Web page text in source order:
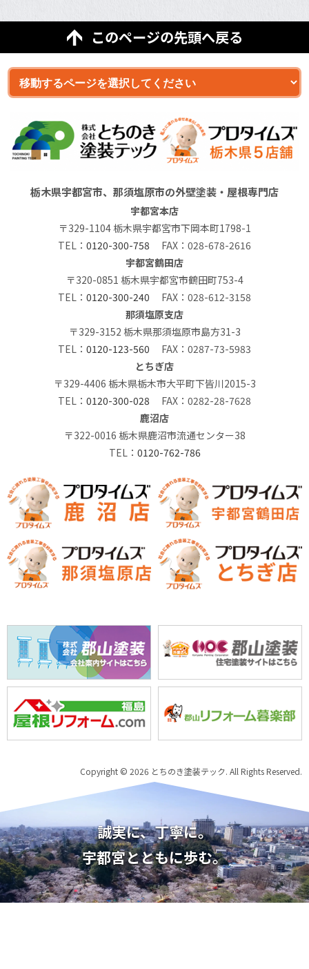
このページの先頭へ戻る
栃木県宇都宮市、那須塩原市の外壁塗装・屋根専門店
宇都宮本店
〒329-1104 栃木県宇都宮市下岡本町1798-1
TEL： 0120-300-758 FAX：028-678-2616
宇都宮鶴田店
〒320-0851 栃木県宇都宮市鶴田町753-4
TEL： 0120-300-240 FAX：028-612-3158
那須塩原支店
〒329-3152 栃木県那須塩原市島方31-3
TEL： 0120-123-560 FAX：0287-73-5983
とちぎ店
〒329-4406 栃木県栃木市大平町下皆川2015-3
TEL： 0120-300-028 FAX：0282-28-7628
鹿沼店
〒322-0016 栃木県鹿沼市流通センター38
TEL： 0120-762-786
Copyright © 2026 とちのき塗装テック. All Rights Reserved.
誠実に、丁寧に。
宇都宮とともに歩む。